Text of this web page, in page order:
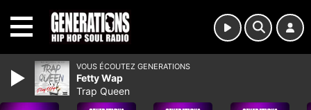
VOUS ÉCOUTEZ GENERATIONS
Fetty Wap
Trap Queen